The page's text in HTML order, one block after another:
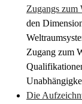
Zugangs
den
Zugang zum
Die